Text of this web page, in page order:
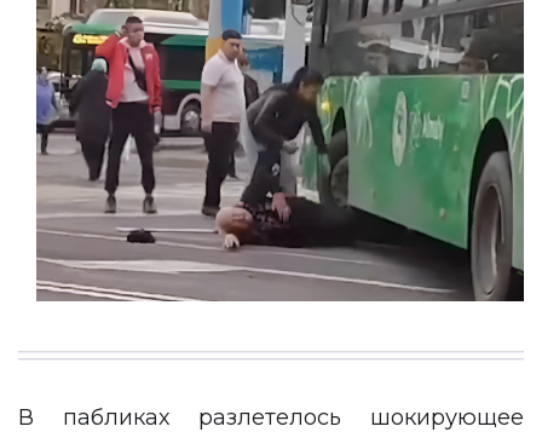
В пабликах разлетелось шокирующее